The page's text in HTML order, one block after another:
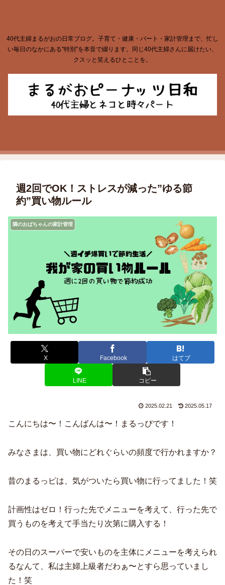
40代主婦まるがおの日常ブログ。子育て・健康・パート・家計管理まで、忙し
い毎日のなかにある"特別"を本音で綴ります。同じ40代主婦さんに届けたい、
クスッと笑えるひとことを。
週2回でOK！ストレスが減った”ゆる節
約”買い物ルール
隣のおばちゃんの家計管理
X Facebook はてブ
LINE コピー
2025.02.21 2025.05.17
こんにちは〜！こんばんは〜！まるっぴです！
みなさまは、買い物にどれぐらいの頻度で行かれますか？
昔のまるっピは、気がついたら買い物に行ってました！笑
計画性はゼロ！行った先でメニューを考えて、行った先で
買うものを考えて手当たり次第に購入する！
その日のスーパーで安いものを主体にメニューを考えられ
るなんて、私は主婦上級者だわぁ〜とすら思っていまし
た！笑